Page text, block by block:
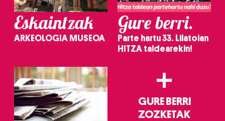
Eskaintzak
ARKEOLOGIA MUSEOA
Gure berri.
Parte hartu 33. Lilatoian
HITZA taldearekin!
+
GURE BERRI
ZOZKETAK